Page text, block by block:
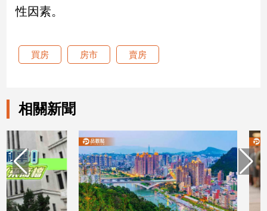
樂
聞
行/
時
尚
追
星
性因素。
買房 房市 賣房
相關新聞